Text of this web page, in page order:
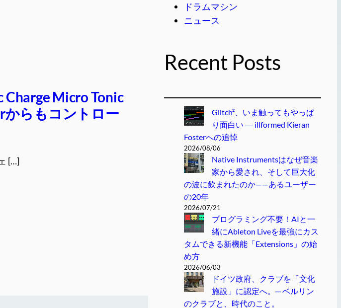
Micro Tonic
からもコントロー
[…]
ドラムマシン
ニュース
Recent Posts
Glitch²、いま触ってもやっぱ
り面白い ― illformed Kieran
Fosterへの追悼
2026/08/06
Native Instrumentsはなぜ音楽
家から愛され、そして巨大化
の波に飲まれたのか——あるユーザー
の20年
2026/07/21
プログラミング不要！AIと一
緒にAbleton Liveを最強にカス
タムできる新機能「Extensions」の始
め方
2026/06/03
ドイツ政府、クラブを「文化
施設」に認定へ。─ ベルリン
のクラブと、時代のこと。